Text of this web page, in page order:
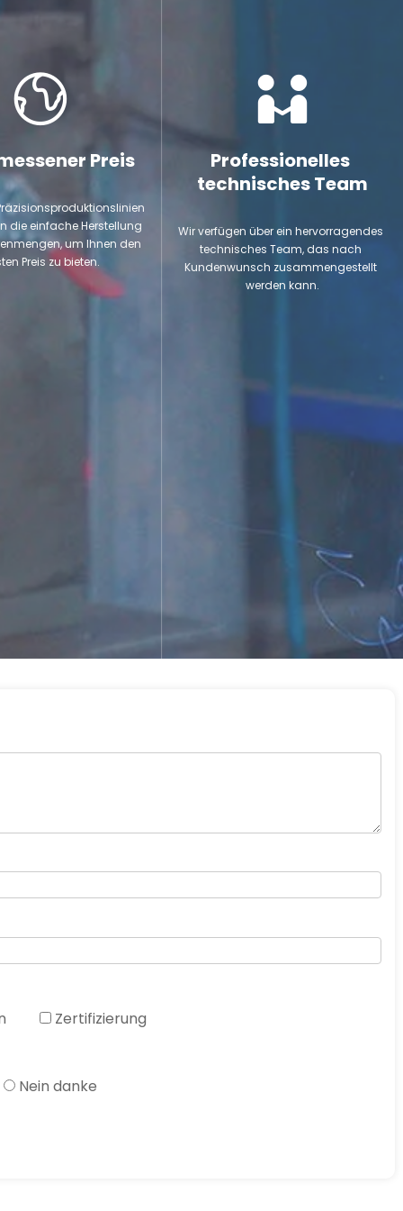
Preis
die einfache Herstellung
um Ihnen den
Preis zu bieten.​​​​​​​
Professionelles
technisches Team
Wir verfügen über ein hervorragendes
technisches Team, das nach
Kundenwunsch zusammengestellt
werden kann.​​​​​​​
Zertifizierung
Nein danke
Antwort